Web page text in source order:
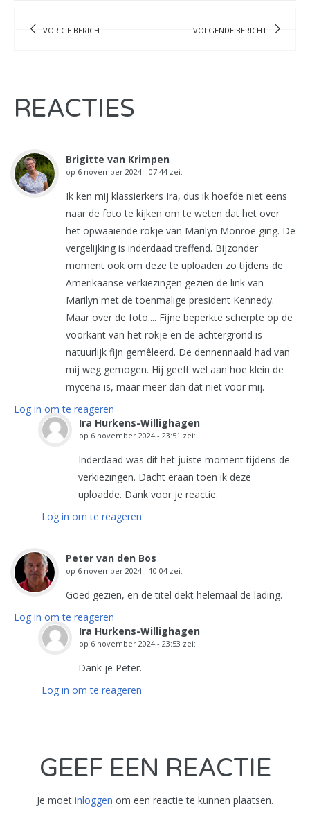
VORIGE BERICHT VOLGENDE BERICHT
REACTIES
Brigitte van Krimpen
op 6 november 2024 - 07:44 zei:
Ik ken mij klassierkers Ira, dus ik hoefde niet eens
naar de foto te kijken om te weten dat het over
het opwaaiende rokje van Marilyn Monroe ging. De
vergelijking is inderdaad treffend. Bijzonder
moment ook om deze te uploaden zo tijdens de
Amerikaanse verkiezingen gezien de link van
Marilyn met de toenmalige president Kennedy.
Maar over de foto.... Fijne beperkte scherpte op de
voorkant van het rokje en de achtergrond is
natuurlijk fijn gemêleerd. De dennennaald had van
mij weg gemogen. Hij geeft wel aan hoe klein de
mycena is, maar meer dan dat niet voor mij.
Log in om te reageren
Ira Hurkens-Willighagen
op 6 november 2024 - 23:51 zei:
Inderdaad was dit het juiste moment tijdens de
verkiezingen. Dacht eraan toen ik deze
uploadde. Dank voor je reactie.
Log in om te reageren
Peter van den Bos
op 6 november 2024 - 10:04 zei:
Goed gezien, en de titel dekt helemaal de lading.
Log in om te reageren
Ira Hurkens-Willighagen
op 6 november 2024 - 23:53 zei:
Dank je Peter.
Log in om te reageren
GEEF EEN REACTIE
Je moet inloggen om een reactie te kunnen plaatsen.